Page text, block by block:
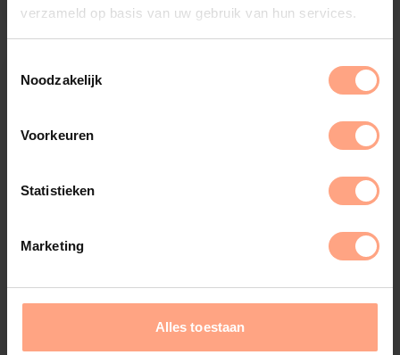
verzameld op basis van uw gebruik van hun services.
Noodzakelijk
Voorkeuren
Statistieken
Marketing
Alles toestaan